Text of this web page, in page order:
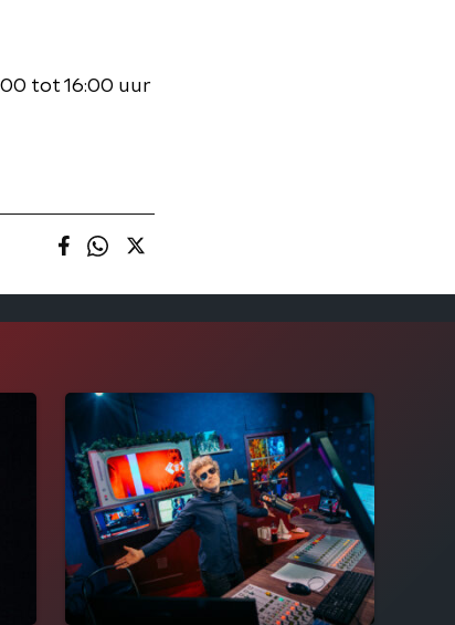
tot 16:00 uur